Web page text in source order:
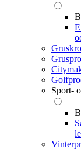
Sport-